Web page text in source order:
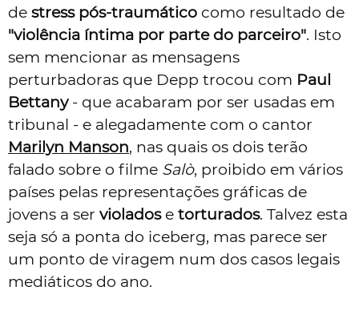
de stress pós-traumático como resultado de
"violência íntima por parte do parceiro". Isto
sem mencionar as mensagens
perturbadoras que Depp trocou com Paul
Bettany- que acabaram por ser usadas em
tribunal - e alegadamente com o cantor
Marilyn Manson, nas quais os dois terão
falado sobre o filme Salò, proibido em vários
países pelas representações gráficas de
jovens a ser violadose torturados. Talvez esta
seja só a ponta do iceberg, mas parece ser
um ponto de viragem num dos casos legais
mediáticos do ano.